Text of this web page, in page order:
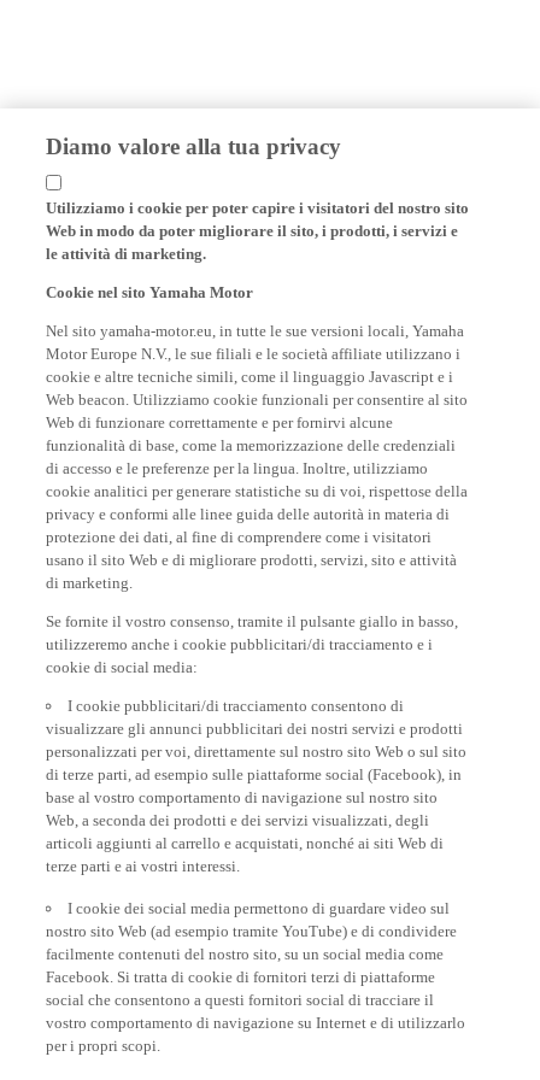
Diamo valore alla tua privacy
Utilizziamo i cookie per poter capire i visitatori del nostro sito
Web in modo da poter migliorare il sito, i prodotti, i servizi e
le attività di marketing.
Cookie nel sito Yamaha Motor
Nel sito yamaha-motor.eu, in tutte le sue versioni locali, Yamaha
Motor Europe N.V., le sue filiali e le società affiliate utilizzano i
cookie e altre tecniche simili, come il linguaggio Javascript e i
Web beacon. Utilizziamo cookie funzionali per consentire al sito
Web di funzionare correttamente e per fornirvi alcune
funzionalità di base, come la memorizzazione delle credenziali
di accesso e le preferenze per la lingua. Inoltre, utilizziamo
cookie analitici per generare statistiche su di voi, rispettose della
privacy e conformi alle linee guida delle autorità in materia di
protezione dei dati, al fine di comprendere come i visitatori
usano il sito Web e di migliorare prodotti, servizi, sito e attività
di marketing.
Se fornite il vostro consenso, tramite il pulsante giallo in basso,
utilizzeremo anche i cookie pubblicitari/di tracciamento e i
cookie di social media:
I cookie pubblicitari/di tracciamento consentono di
visualizzare gli annunci pubblicitari dei nostri servizi e prodotti
personalizzati per voi, direttamente sul nostro sito Web o sul sito
di terze parti, ad esempio sulle piattaforme social (Facebook), in
base al vostro comportamento di navigazione sul nostro sito
Web, a seconda dei prodotti e dei servizi visualizzati, degli
articoli aggiunti al carrello e acquistati, nonché ai siti Web di
terze parti e ai vostri interessi.
I cookie dei social media permettono di guardare video sul
nostro sito Web (ad esempio tramite YouTube) e di condividere
facilmente contenuti del nostro sito, su un social media come
Facebook. Si tratta di cookie di fornitori terzi di piattaforme
social che consentono a questi fornitori social di tracciare il
vostro comportamento di navigazione su Internet e di utilizzarlo
per i propri scopi.